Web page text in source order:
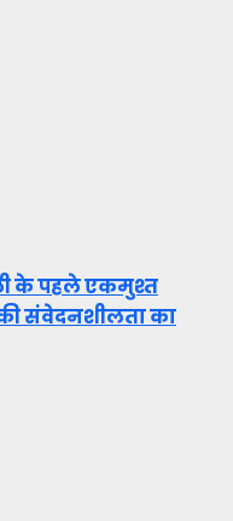
के पहले एकमुश्त
संवेदनशीलता का